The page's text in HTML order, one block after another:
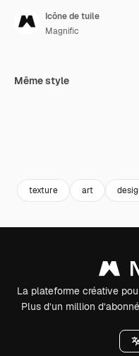
Icône de tuile
Magnific
Même style
texture art
La plateforme créative
Plus d’un million